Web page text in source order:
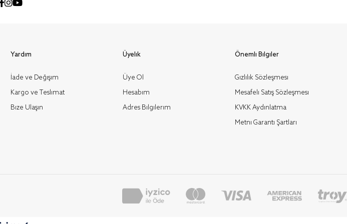
Yardım
İade ve Değişim
Kargo ve Teslimat
Bize Ulaşın
Üyelik
Üye Ol
Hesabım
Adres Bilgilerim
Önemli Bilgiler
Gizlilik Sözleşmesi
Mesafeli Satış Sözleşmesi
KVKK Aydınlatma
Metni Garanti Şartları